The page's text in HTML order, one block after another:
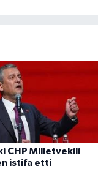
CHP Milletvekili
istifa etti